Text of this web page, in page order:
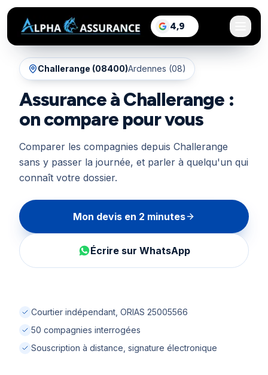
4,9
sur Google, voir les
Challerange (08400)Ardennes (08)
Assurance à Challerange :
on compare pour vous
Comparer les compagnies depuis Challerange
sans y passer la journée, et parler à quelqu'un qui
connaît votre dossier.
Mon devis en 2 minutes
Écrire sur WhatsApp
Courtier indépendant, ORIAS 25005566
50 compagnies interrogées
Souscription à distance, signature électronique